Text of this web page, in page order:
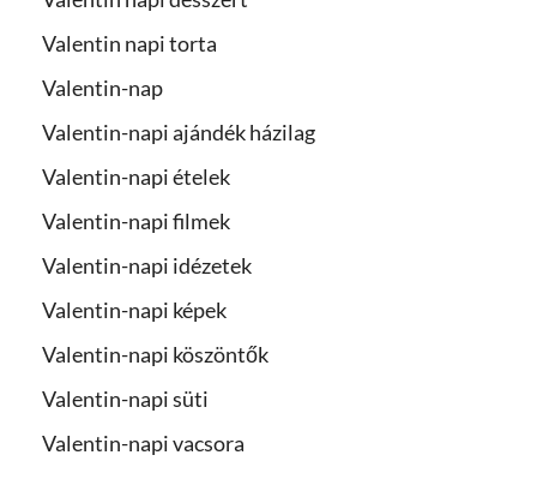
Valentin napi torta
Valentin-nap
Valentin-napi ajándék házilag
Valentin-napi ételek
Valentin-napi filmek
Valentin-napi idézetek
Valentin-napi képek
Valentin-napi köszöntők
Valentin-napi süti
Valentin-napi vacsora